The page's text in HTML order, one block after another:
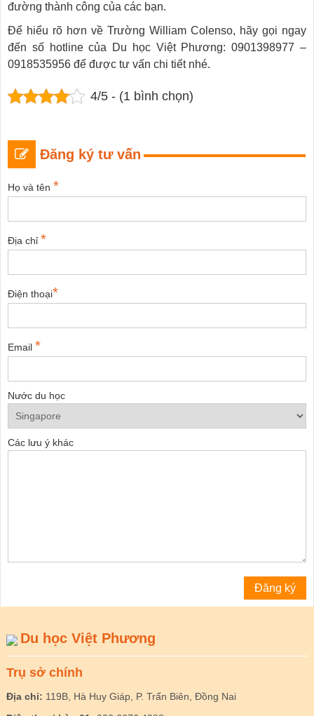
đường thành công của các bạn.
Để hiểu rõ hơn về Trường William Colenso, hãy gọi ngay
đến số hotline của Du học Việt Phương: 0901398977 –
0918535956 để được tư vấn chi tiết nhé.
4/5 - (1 bình chọn)
Đăng ký tư vấn
Họ và tên *
Địa chỉ *
Điện thoại*
Email *
Nước du học
Các lưu ý khác
Du học Việt Phương
Trụ sở chính
Địa chỉ: 119B, Hà Huy Giáp, P. Trấn Biên, Đồng Nai